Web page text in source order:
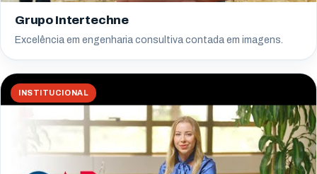
Grupo Intertechne
Excelência em engenharia consultiva contada em imagens.
INSTITUCIONAL